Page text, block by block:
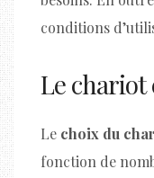
conditions
Le chariot
Le choix du
fonction de